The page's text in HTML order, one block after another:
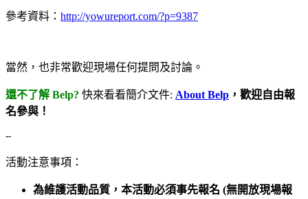
參考資料： http://yowureport.com/?p=9387
當然，也非常歡迎現場任何提問及討論。
還不了解 Belp? 快來看看簡介文件: About Belp ，歡迎自由報
名參與！
--
活動注意事項：
為維護活動品質，本活動必須事先報名 (無開放現場報